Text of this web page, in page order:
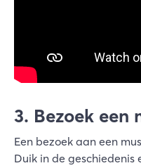
3. Bezoek een
Een bezoek aan een
Duik in de geschiedenis